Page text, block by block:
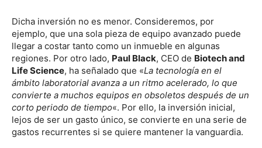
Dicha inversión no es menor. Consideremos, por
ejemplo, que una sola pieza de equipo avanzado puede
llegar a costar tanto como un inmueble en algunas
regiones. Por otro lado, Paul Black, CEO de Biotech and
Life Science, ha señalado que «La tecnología en el
ámbito laboratorial avanza a un ritmo acelerado, lo que
convierte a muchos equipos en obsoletos después de un
corto periodo de tiempo«. Por ello, la inversión inicial,
lejos de ser un gasto único, se convierte en una serie de
gastos recurrentes si se quiere mantener la vanguardia.